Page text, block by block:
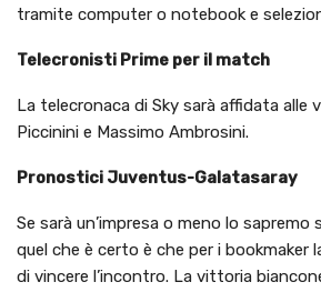
tramite computer o notebook e
Telecronisti Prime per il match
La telecronaca di Sky sarà affidata alle
Piccinini e Massimo Ambrosini.
Pronostici Juventus-Galatasaray
Se sarà un’impresa o meno lo sapremo
quel che è certo è che per i bookmaker
di vincere l’incontro. La vittoria